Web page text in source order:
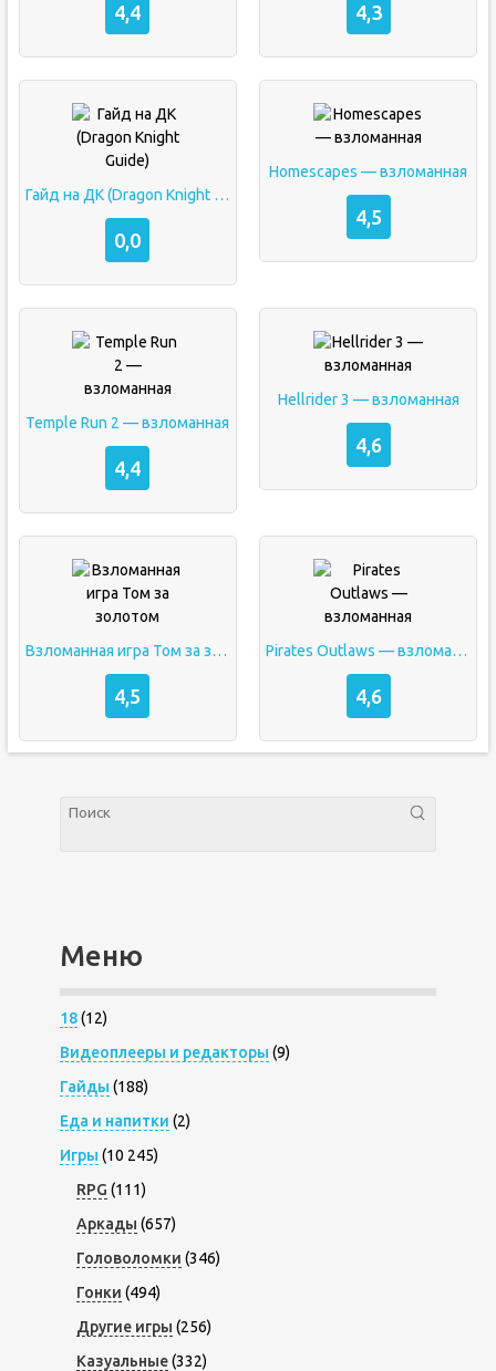
4,4 4,3
Гайд на ДК (Dragon Knight Guide)
0,0
Homescapes — взломанная
4,5
Temple Run 2 — взломанная
4,4
Hellrider 3 — взломанная
4,6
Взломанная игра Том за золотом
4,5
Pirates Outlaws — взломанная
4,6
Меню
18(12)
Видеоплееры и редакторы (9)
Гайды (188)
Еда и напитки (2)
Игры (10 245)
RPG (111)
Аркады (657)
Головоломки (346)
Гонки (494)
Другие игры (256)
Казуальные(332)